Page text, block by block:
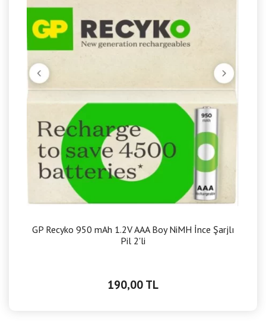
GP Recyko 950 mAh 1.2V AAA Boy NiMH İnce Şarjlı
Pil 2'li
190,00 TL